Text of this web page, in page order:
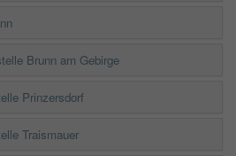
Brunn am Gebirge
Prinzersdorf
Traismauer